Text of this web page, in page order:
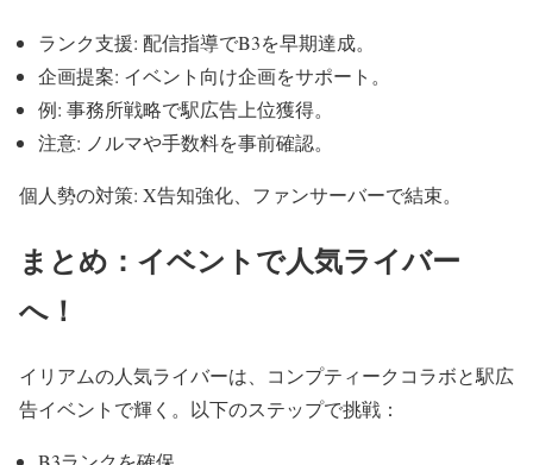
ランク支援: 配信指導でB3を早期達成。
企画提案: イベント向け企画をサポート。
例: 事務所戦略で駅広告上位獲得。
注意: ノルマや手数料を事前確認。
個人勢の対策: X告知強化、ファンサーバーで結束。
まとめ：イベントで人気ライバー
へ！
イリアムの人気ライバーは、コンプティークコラボと駅広
告イベントで輝く。以下のステップで挑戦：